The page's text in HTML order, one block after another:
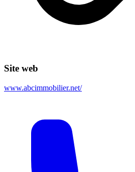
Site web
www.abcimmobilier.net/